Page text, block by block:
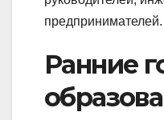
предпринимателей.
Ранние